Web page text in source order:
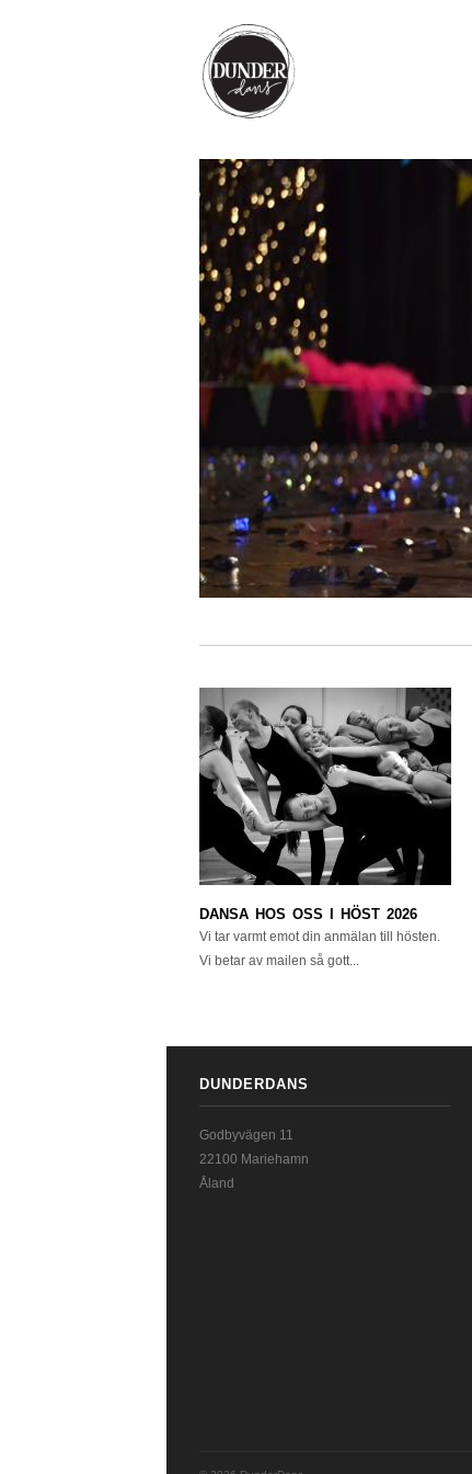
DANSA HOS OSS I HÖST 2026
Vi tar varmt emot din anmälan till hösten.
Vi betar av mailen så gott...
DUNDERDANS
Godbyvägen 11
22100 Mariehamn
Åland